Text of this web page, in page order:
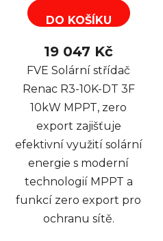
DO KOŠÍKU
19 047 Kč
FVE Solární střídač
Renac R3-10K-DT 3F
10kW MPPT, zero
export zajišťuje
efektivní využití solární
energie s moderní
technologií MPPT a
funkcí zero export pro
ochranu sítě.